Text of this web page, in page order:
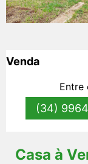
s
Venda
Entre
(34)
Casa à